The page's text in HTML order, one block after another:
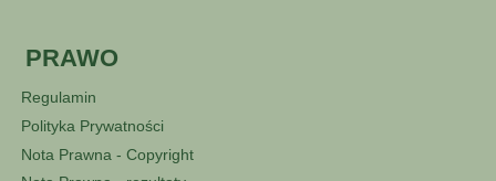
PRAWO
Regulamin
Polityka Prywatności
Nota Prawna - Copyright